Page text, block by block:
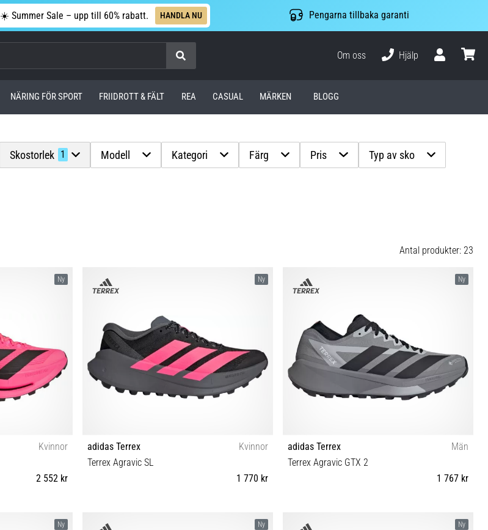
☀️ Summer Sale – upp till 60% rabatt. HANDLA NU Pengarna tillbaka garanti
Om oss
Hjälp
NÄRING FÖR SPORT FRIIDROTT & FÄLT REA CASUAL MÄRKEN BLOGG
Skostorlek 1 Modell Kategori Färg Pris Typ av sko
Antal produkter: 23
Ny
Kvinnor
2 552 kr
Ny
adidas Terrex
Kvinnor
Terrex Agravic SL
1 770 kr
36⅔ 37⅓ 38 39⅓ 38⅔ 40 40⅔ 41⅓ 42 42⅔
Ny
adidas Terrex
Män
Terrex Agravic GTX 2
1 767 kr
40⅔ 41⅓ 42 42⅔ 43⅓ 44 44⅔ 45⅓ 46 46⅔ 47⅓
Ny Ny Ny